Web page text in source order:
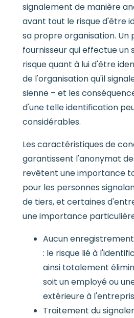
signalement de manière
avant tout le risque d'être
sa propre organisation. Un
fournisseur qui effectue un
risque quant à lui d'être
de l'organisation qu'il
sienne – et les
d'une telle identification
considérables.
Les caractéristiques de
garantissent l'anonymat
revêtent une importance
pour les personnes
de tiers, et certaines
une importance
Aucun
: le risque lié à
ainsi totalement
soit un employé ou
extérieure à
Traitement du